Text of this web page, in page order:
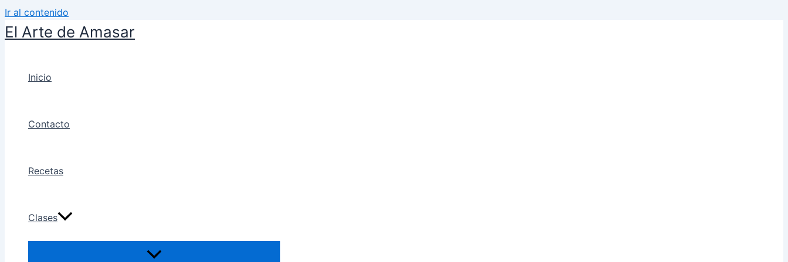
Ir al contenido
El Arte de Amasar
Inicio
Contacto
Recetas
Clases